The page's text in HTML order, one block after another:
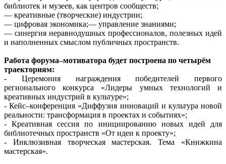
библиотек и музеев, как центров сообществ;
— креативные (творческие) индустрии;
— цифровая экономика;— управление знаниями;
— синергия неравнодушных профессионалов, полезных идей
и наполненных смыслом публичных пространств.
Работа форума–мотиватора будет построена по четырём
траекториям:
- Церемония награждения победителей первого
регионального конкурса «Лидеры умных технологий и
креативных индустрий в культуре»;
- Кейс–конференция «Диффузия инноваций и культура новой
реальности: трансформация в проектах и событиях»;
- Креативная сессия по инициированию новых идей для
библиотечных пространств «От идеи к проекту»;
- Инклюзивная творческая мастерская. Тема «Книжкина
мастерская».